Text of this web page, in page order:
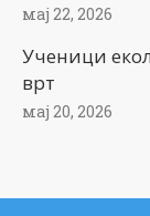
мај 22, 2026
Ученици
врт
мај 20, 2026